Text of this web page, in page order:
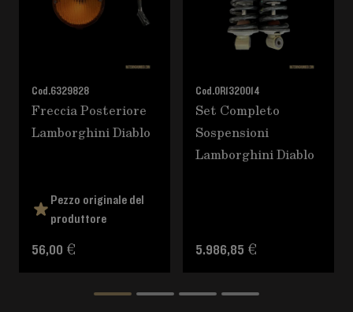
Cod.6329828
Freccia Posteriore
Lamborghini Diablo
Pezzo originale del
produttore
56,00 €
Cod.0R1320014
Set Completo
Sospensioni
Lamborghini Diablo
5.986,85 €